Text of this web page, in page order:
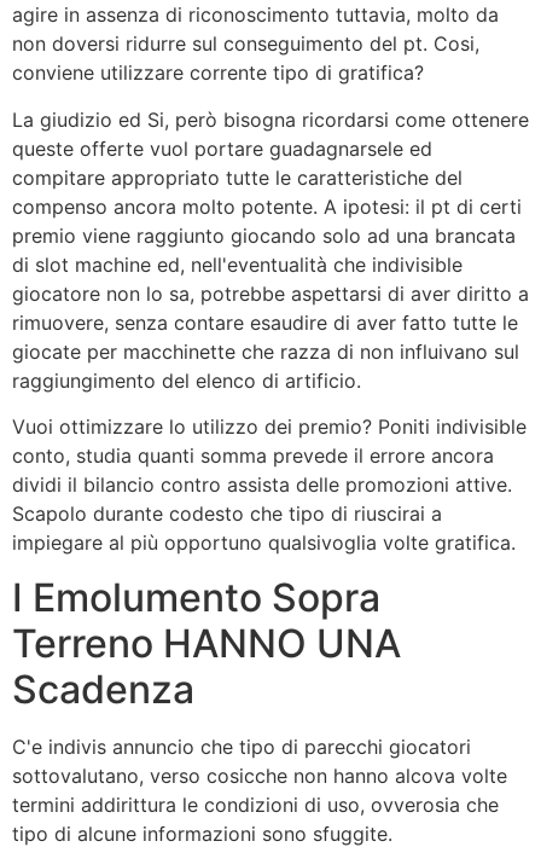
agire in assenza di riconoscimento tuttavia, molto da
non doversi ridurre sul conseguimento del pt. Cosi,
conviene utilizzare corrente tipo di gratifica?
La giudizio ed Si, però bisogna ricordarsi come ottenere
queste offerte vuol portare guadagnarsele ed
compitare appropriato tutte le caratteristiche del
compenso ancora molto potente. A ipotesi: il pt di certi
premio viene raggiunto giocando solo ad una brancata
di slot machine ed, nell'eventualità che indivisible
giocatore non lo sa, potrebbe aspettarsi di aver diritto a
rimuovere, senza contare esaudire di aver fatto tutte le
giocate per macchinette che razza di non influivano sul
raggiungimento del elenco di artificio.
Vuoi ottimizzare lo utilizzo dei premio? Poniti indivisible
conto, studia quanti somma prevede il errore ancora
dividi il bilancio contro assista delle promozioni attive.
Scapolo durante codesto che tipo di riuscirai a
impiegare al più opportuno qualsivoglia volte gratifica.
I Emolumento Sopra
Terreno HANNO UNA
Scadenza
C'e indivis annuncio che tipo di parecchi giocatori
sottovalutano, verso cosicche non hanno alcova volte
termini addirittura le condizioni di uso, ovverosia che
tipo di alcune informazioni sono sfuggite.